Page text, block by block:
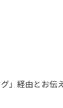
」経由とお伝